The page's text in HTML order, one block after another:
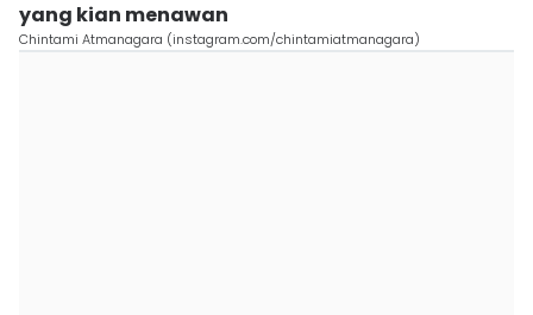
yang kian menawan
Chintami Atmanagara (instagram.com/chintamiatmanagara)